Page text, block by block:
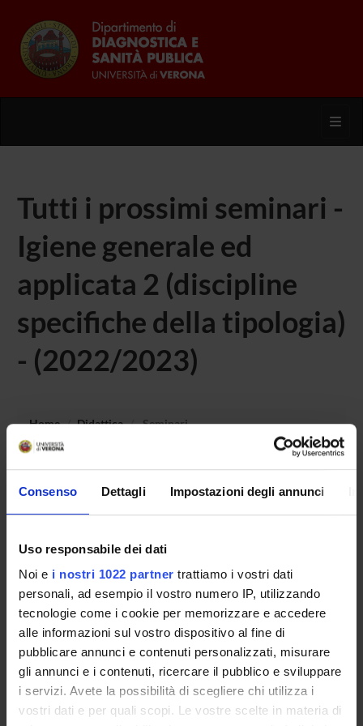
Consenso Dettagli Impostazioni degli annunci
Uso responsabile dei dati
Noi e i nostri 1022 partner trattiamo i vostri dati
personali, ad esempio il vostro numero IP, utilizzando
tecnologie come i cookie per memorizzare e accedere
alle informazioni sul vostro dispositivo al fine di
pubblicare annunci e contenuti personalizzati, misurare
gli annunci e i contenuti, ricercare il pubblico e sviluppare
i servizi. Avete la possibilità di scegliere chi utilizza i
vostri dati e per quali scopi. Le vostre scelte in materia di
Tutti i prossimi seminari -
Igiene generale ed
applicata 2 (discipline
specifiche della tipologia)
- (2022/2023)
Home Didattica Seminari
Non è stato trovato alcun seminario relativo
all'insegnamento Igiene generale ed applicata 2 (discipline
OFFERTA FORMATIVA
CORSI DI STUDIO
DOTTORATI, MASTER E FORMAZIONE SUPERIORE
Contatti
Persone